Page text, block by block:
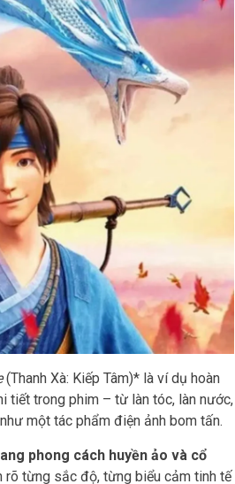
(Thanh Xà: Kiếp Tâm)* là ví dụ hoàn
tiết trong phim – từ làn tóc, làn nước,
một tác phẩm điện ảnh bom tấn.
phong cách huyền ảo và cổ
rõ từng sắc độ, từng biểu cảm tinh tế